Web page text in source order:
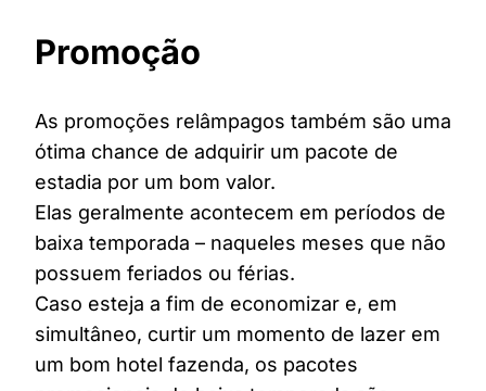
Promoção
As promoções relâmpagos também são uma
ótima chance de adquirir um pacote de
estadia por um bom valor.
Elas geralmente acontecem em períodos de
baixa temporada – naqueles meses que não
possuem feriados ou férias.
Caso esteja a fim de economizar e, em
simultâneo, curtir um momento de lazer em
um bom hotel fazenda, os pacotes